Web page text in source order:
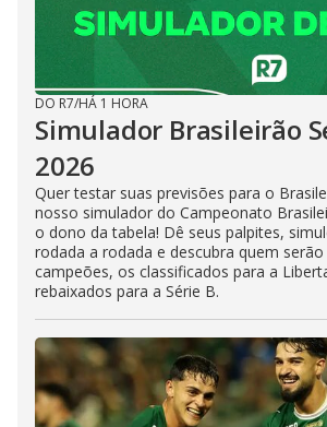
DO R7/HÁ 1 HORA
Simulador Brasileirão
2026
Quer testar suas previsões para o
nosso simulador do Campeonato
o dono da tabela! Dê seus palpites,
rodada a rodada e descubra quem
campeões, os classificados para a
rebaixados para a Série B.